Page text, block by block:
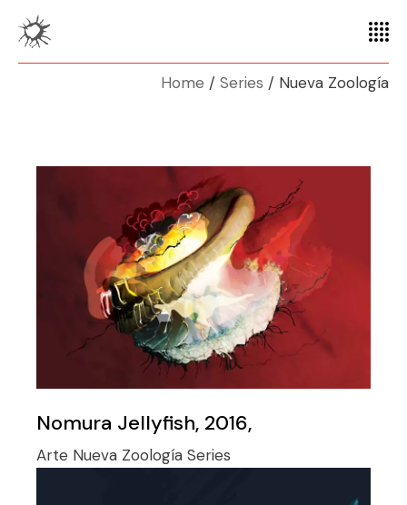
Home Series Nueva Zoología
Nomura Jellyfish, 2016,
Arte Nueva ZoologíaSeries